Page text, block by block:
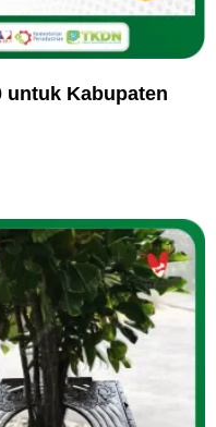
untuk Kabupaten